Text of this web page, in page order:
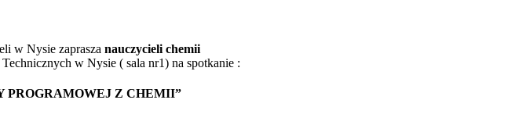
w Nysie zaprasza nauczycieli chemii
Technicznych w Nysie ( sala nr1) na spotkanie :
PROGRAMOWEJ Z CHEMII”